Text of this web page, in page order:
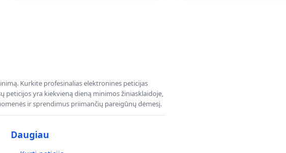
Kurkite profesinalias elektronines peticijas
peticijos yra kiekvieną dieną minimos žiniasklaidoje,
ir sprendimus priimančių pareigūnų dėmesį.
Daugiau